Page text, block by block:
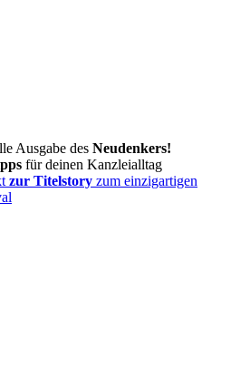
Ausgabe des Neudenkers!
für deinen Kanzleialltag
zur Titelstory zum einzigartigen